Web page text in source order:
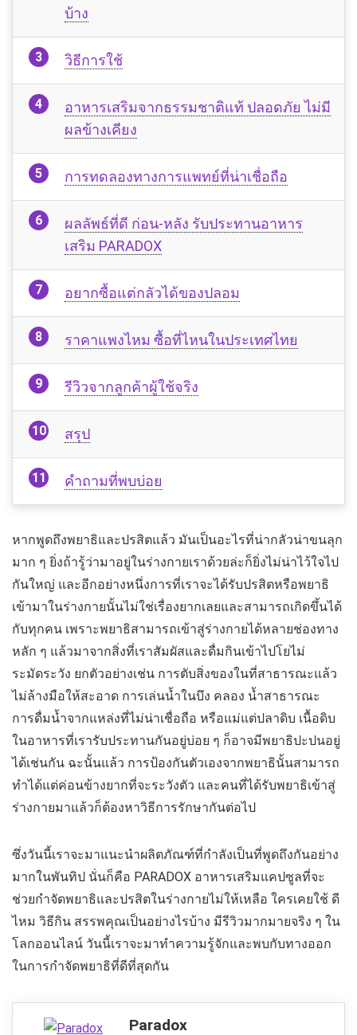
บ้าง
วิธีการใช้
อาหารเสริมจากธรรมชาติแท้ ปลอดภัย ไม่มี
ผลข้างเคียง
การทดลองทางการแพทย์ที่น่าเชื่อถือ
ผลลัพธ์ที่ดี ก่อน-หลัง รับประทานอาหาร
เสริม PARADOX
อยากซื้อแต่กลัวได้ของปลอม
ราคาแพงไหม ซื้อที่ไหนในประเทศไทย
รีวิวจากลูกค้าผู้ใช้จริง
สรุป
คำถามที่พบบ่อย
หากพูดถึงพยาธิและปรสิตแล้ว มันเป็นอะไรที่น่ากลัวน่าขนลุก
มาก ๆ ยิ่งถ้ารู้ว่ามาอยู่ในร่างกายเราด้วยล่ะก็ยิ่งไม่น่าไว้ใจไป
กันใหญ่ และอีกอย่างหนึ่งการที่เราจะได้รับปรสิตหรือพยาธิ
เข้ามาในร่างกายนั้นไม่ใช่เรื่องยากเลยและสามารถเกิดขึ้นได้
กับทุกคน เพราะพยาธิสามารถเข้าสู่ร่างกายได้หลายช่องทาง
หลัก ๆ แล้วมาจากสิ่งที่เราสัมผัสและดื่มกินเข้าไปโยไม่
ระมัดระวัง ยกตัวอย่างเช่น การตับสิ่งของในที่สาธารณะแล้ว
ไม่ล้างมือให้สะอาด การเล่นน้ำในบึง คลอง น้ำสาธารณะ
การดื่มน้ำจากแหล่งที่ไม่น่าเชื่อถือ หรือแม่แต่ปลาดิบ เนื้อดิบ
ในอาหารที่เรารับประทานกันอยู่บ่อย ๆ ก็อาจมีพยาธิปะปนอยู่
ได้เช่นกัน ฉะนั้นแล้ว การป้องกันตัวเองจากพยาธินั้นสามารถ
ทำได้แต่ค่อนข้างยากที่จะระวังตัว และคนที่ได้รับพยาธิเข้าสู่
ร่างกายมาแล้วก็ต้องหาวิธีการรักษากันต่อไป
ซึ่งวันนี้เราจะมาแนะนำผลิตภัณฑ์ที่กำลังเป็นที่พูดถึงกันอย่าง
มากในพันทิป นั่นก็คือ PARADOX อาหารเสริมแคปซูลที่จะ
ช่วยกำจัดพยาธิและปรสิตในร่างกายไม่ให้เหลือ ใครเคยใช้ ดี
ไหม วิธีกิน สรรพคุณเป็นอย่างไรบ้าง มีรีวิวมากมายจริง ๆ ใน
โลกออนไลน์ วันนี้เราจะมาทำความรู้จักและพบกับทางออก
ในการกำจัดพยาธิที่ดีที่สุดกัน
Paradox